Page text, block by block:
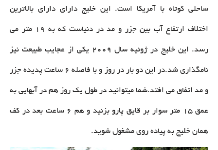
ساحلی کوتاه با آمریکا است. این خلیج دارای دارای بالاترین
اختلاف ارتفاع آب بین جزر و مد در دنیاست که به 19 متر می
رسد. این خلیج در ژوئیه سال ۲۰۰۹ یکی از عجایب طبیعت نیز
نامگذاری شد.در این دو بار در روز و با فاصله 6 ساعت پدیده جزر
و مد اتفاق می افتد.شما میتوانید در طول یک روز هم در آبهایی به
عمق 15 متر سوار بر قایق پارو بزنید و هم 6 ساعت بعد در کف
همان خلیج به پیاده روی مشغول شوید.